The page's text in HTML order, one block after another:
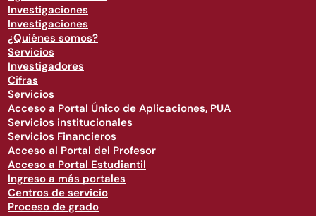
Investigaciones
Investigaciones
¿Quiénes somos?
Servicios
Investigadores
Cifras
Servicios
Acceso a Portal Único de Aplicaciones, PUA
Servicios institucionales
Servicios Financieros
Acceso al Portal del Profesor
Acceso a Portal Estudiantil
Ingreso a más portales
Centros de servicio
Proceso de grado